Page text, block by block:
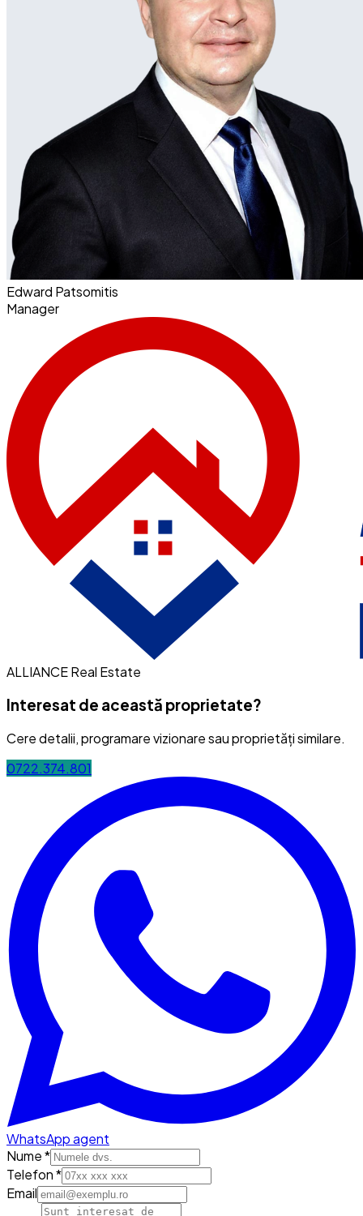
Edward Patsomitis
Manager
ALLIANCE Real Estate
Interesat de această proprietate?
Cere detalii, programare vizionare sau proprietăți similare.
0722.374.801
WhatsApp agent
Nume *
Telefon *
Email